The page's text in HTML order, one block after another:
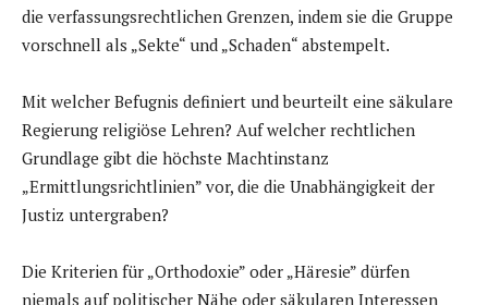
die verfassungsrechtlichen Grenzen, indem sie die Gruppe
vorschnell als „Sekte“ und „Schaden“ abstempelt.
Mit welcher Befugnis definiert und beurteilt eine säkulare
Regierung religiöse Lehren? Auf welcher rechtlichen
Grundlage gibt die höchste Machtinstanz
„Ermittlungsrichtlinien” vor, die die Unabhängigkeit der
Justiz untergraben?
Die Kriterien für „Orthodoxie” oder „Häresie” dürfen
niemals auf politischer Nähe oder säkularen Interessen